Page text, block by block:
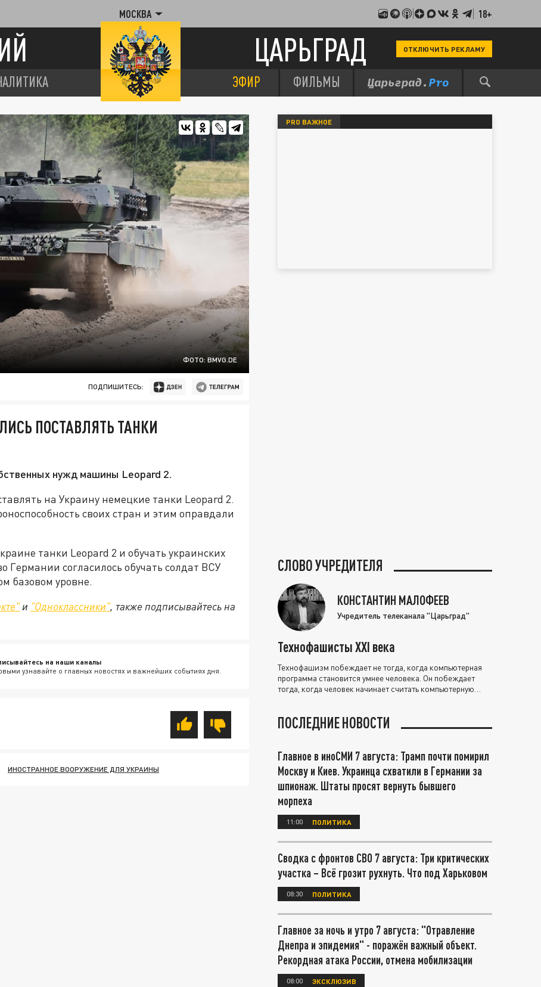
МОСКВА 18+
ЦАРЬГРАД ОТКЛЮЧИТЬ РЕКЛАМУ
ЭФИР ФИЛЬМЫ
ФОТО: BMVG.DE
ПОДПИШИТЕСЬ:
ПОСТАВЛЯТЬ ТАНКИ
нужд машины Leopard 2.
на Украину немецкие танки Leopard 2.
своих стран и этим оправдали
танки Leopard 2 и обучать украинских
Германии согласилось обучать солдат ВСУ
базовом уровне.
и "Одноклассники", также подписывайтесь на
на наши каналы
узнавайте о главных новостях и важнейших событиях дня.
ИНОСТРАННОЕ ВООРУЖЕНИЕ ДЛЯ УКРАИНЫ
PRO ВАЖНОЕ
СЛОВО УЧРЕДИТЕЛЯ
КОНСТАНТИН МАЛОФЕЕВ
Учредитель телеканала "Царьград"
Технофашисты XXI века
Технофашизм побеждает не тогда, когда компьютерная
программа становится умнее человека. Он побеждает
тогда, когда человек начинает считать компьютерную
ПОСЛЕДНИЕ НОВОСТИ
Главное в иноСМИ 7 августа: Трамп почти помирил
Москву и Киев. Украинца схватили в Германии за
шпионаж. Штаты просят вернуть бывшего
морпеха
11:00 ПОЛИТИКА
Сводка с фронтов СВО 7 августа: Три критических
участка – Всё грозит рухнуть. Что под Харьковом
08:30 ПОЛИТИКА
Главное за ночь и утро 7 августа: "Отравление
Днепра и эпидемия" - поражён важный объект.
Рекордная атака России, отмена мобилизации
08:00 ЭКСКЛЮЗИВ